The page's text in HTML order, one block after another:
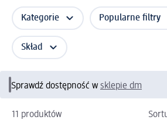
Kategorie Popularne filtry
Skład
Sprawdź dostępność w sklepie dm
11 produktów